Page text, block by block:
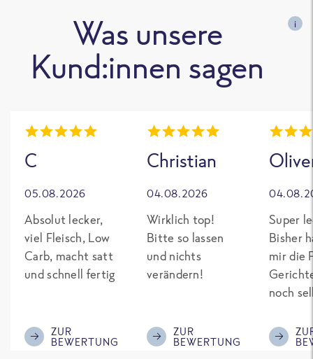
Was unsere
Kund:innen sagen
i
C
05.08.2026
Absolut lecker,
viel Fleisch, Low
Carb, macht satt
und schnell fertig
ZUR
BEWERTUNG
Christian
04.08.2026
Wirklich top!
Bitte so lassen
und nichts
verändern!
ZUR
BEWERTUNG
Super
Bisher
mir die
noch
Eiweiß.
was